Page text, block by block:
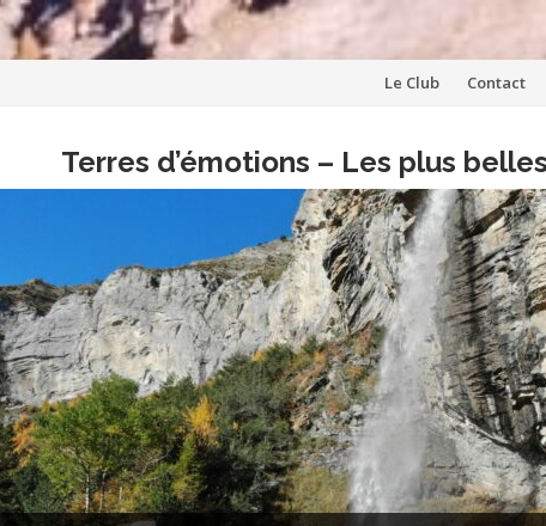
Aller
contenu
Le Club Contact
Terres d’émotions – Les plus